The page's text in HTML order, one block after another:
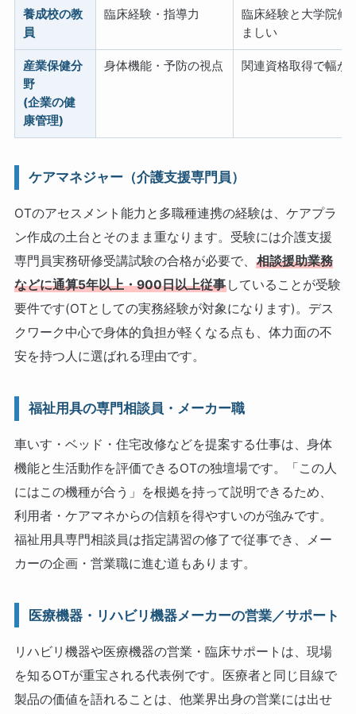
養成校の教
員
臨床経験・指導力
臨床経験と大学院修
ましい
産業保健分
野
(企業の健
康管理)
身体機能・予防の視点 関連資格取得で幅が
ケアマネジャー（介護支援専門員）
OTのアセスメント能力と多職種連携の経験は、ケアプラ
ン作成の土台とそのまま重なります。受験には介護支援
専門員実務研修受講試験の合格が必要で、 相談援助業務
などに通算5年以上・900日以上従事していることが受験
要件です(OTとしての実務経験が対象になります)。デス
クワーク中心で身体的負担が軽くなる点も、体力面の不
安を持つ人に選ばれる理由です。
福祉用具の専門相談員・メーカー職
車いす・ベッド・住宅改修などを提案する仕事は、身体
機能と生活動作を評価できるOTの独壇場です。「この人
にはこの機種が合う」を根拠を持って説明できるため、
利用者・ケアマネからの信頼を得やすいのが強みです。
福祉用具専門相談員は指定講習の修了で従事でき、メー
カーの企画・営業職に進む道もあります。
医療機器・リハビリ機器メーカーの営業／サポート
リハビリ機器や医療機器の営業・臨床サポートは、現場
を知るOTが重宝される代表例です。医療者と同じ目線で
製品の価値を語れることは、他業界出身の営業には出せ